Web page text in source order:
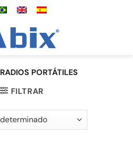
RADIOS PORTÁTILES
FILTRAR